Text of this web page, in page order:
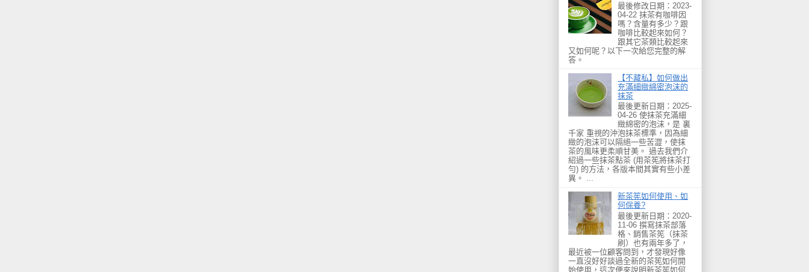
最後修改日期：2023-
04-22 抹茶有咖啡因
嗎？含量有多少？跟
咖啡比較起來如何？
跟其它茶類比較起來
又如何呢？以下一次給您完整的解
答。
【不藏私】如何做出
充滿細緻綿密泡沫的
抹茶
最後更新日期：2025-
04-26 使抹茶充滿細
緻綿密的泡沫，是 裏
千家 重視的沖泡抹茶標準，因為細
緻的泡沫可以隔絕一些苦澀，使抹
茶的風味更柔順甘美。 過去我們介
紹過一些抹茶點茶 (用茶筅將抹茶打
勻) 的方法，各版本間其實有些小差
異。 ...
新茶筅如何使用、如
何保養?
最後更新日期：2020-
11-06 撰寫抹茶部落
格、銷售茶筅（抹茶
刷）也有兩年多了，
最近被一位顧客問到，才發現好像
一直沒好好談過全新的茶筅如何開
始使用，這次便來說明新茶筅如何